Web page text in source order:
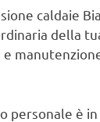
caldaie
della
personale è